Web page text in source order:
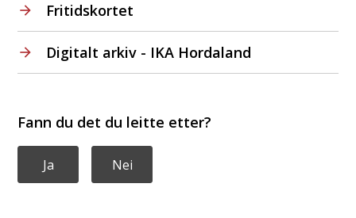
Fritidskortet
Digitalt arkiv - IKA Hordaland
Fann du det du leitte etter?
Ja Nei